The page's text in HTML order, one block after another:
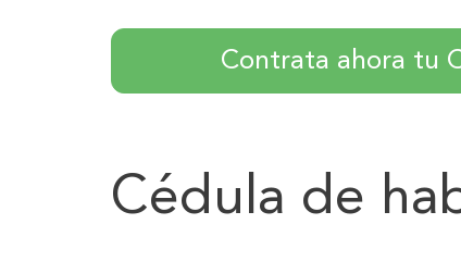
Contrata ahora tu
Cédula de